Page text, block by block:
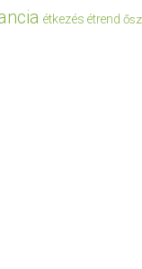
étkezés étrend